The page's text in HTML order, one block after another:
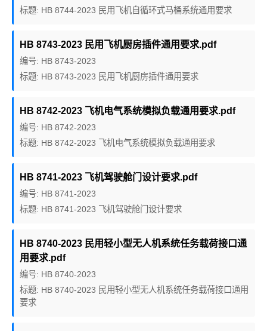
标题: HB 8744-2023 民用飞机自循环式马桶系统通用要求
HB 8743-2023 民用飞机厨房插件通用要求.pdf
编号: HB 8743-2023
标题: HB 8743-2023 民用飞机厨房插件通用要求
HB 8742-2023 飞机电气系统模拟负载通用要求.pdf
编号: HB 8742-2023
标题: HB 8742-2023 飞机电气系统模拟负载通用要求
HB 8741-2023 飞机驾驶舱门设计要求.pdf
编号: HB 8741-2023
标题: HB 8741-2023 飞机驾驶舱门设计要求
HB 8740-2023 民用轻小型无人机系统任务载荷接口通
用要求.pdf
编号: HB 8740-2023
标题: HB 8740-2023 民用轻小型无人机系统任务载荷接口通用
要求